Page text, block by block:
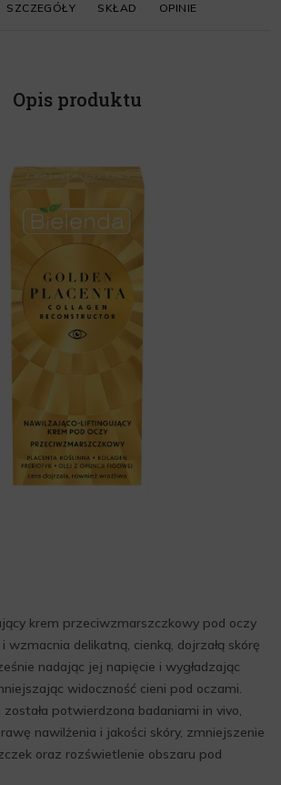
SZCZEGÓŁY SKŁAD OPINIE
Opis produktu
krem przeciwzmarszczkowy pod oczy
wzmacnia delikatną, cienką, dojrzałą skórę
nadając jej napięcie i wygładzając
widoczność cieni pod oczami.
potwierdzona badaniami in vivo,
nawilżenia i jakości skóry, zmniejszenie
oraz rozświetlenie obszaru pod